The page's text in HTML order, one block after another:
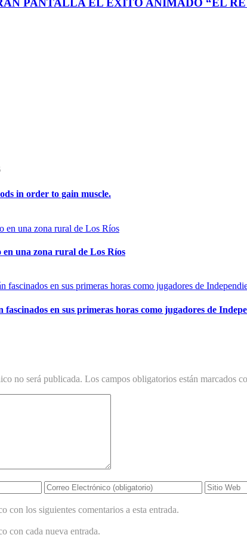
PANTALLA EL ÉXITO ANIMADO “EL
in order to gain muscle.
una zona rural de Los Ríos
fascinados en sus primeras horas como jugadores de
no será publicada. Los campos obligatorios están marcados
con los siguientes comentarios a esta entrada.
con cada nueva entrada.